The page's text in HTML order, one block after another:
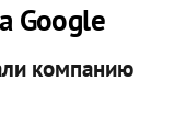
Google
компанию